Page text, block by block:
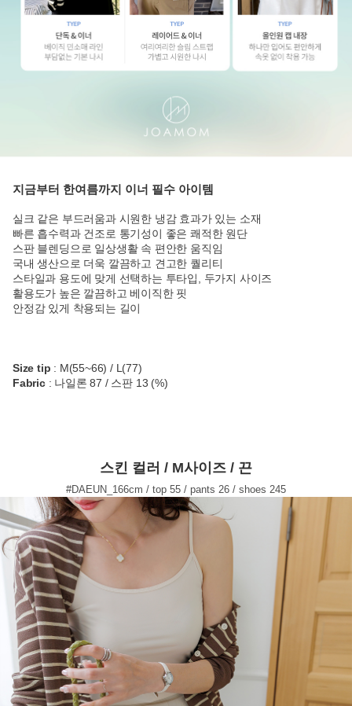
지금부터 한여름까지 이너 필수 아이템
실크 같은 부드러움과 시원한 냉감 효과가 있는 소재
빠른 흡수력과 건조로 통기성이 좋은 쾌적한 원단
스판 블렌딩으로 일상생활 속 편안한 움직임
국내 생산으로 더욱 깔끔하고 견고한 퀄리티
스타일과 용도에 맞게 선택하는 투타입, 두가지 사이즈
활용도가 높은 깔끔하고 베이직한 핏
안정감 있게 착용되는 길이
Size tip : M(55~66) / L(77)
Fabric: 나일론 87 / 스판 13 (%)
스킨 컬러 / M사이즈 / 끈
#DAEUN_166cm / top 55 / pants 26 / shoes 245